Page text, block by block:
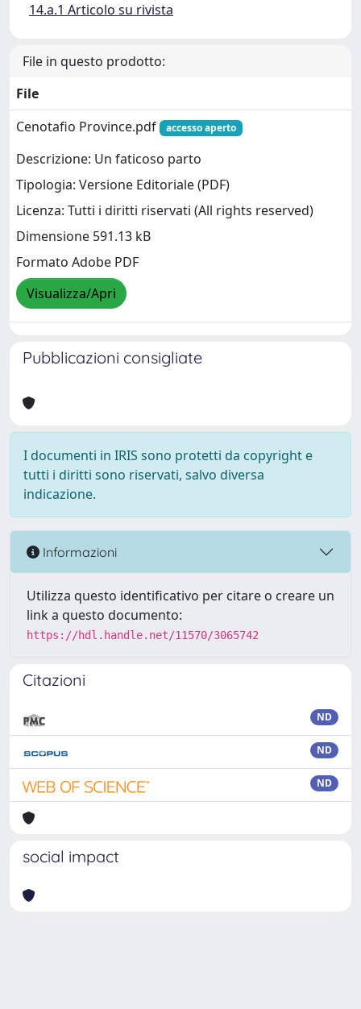
14.a.1 Articolo su rivista
File in questo prodotto:
File
Cenotafio Province.pdf
accesso aperto
Descrizione: Un faticoso parto
Tipologia: Versione Editoriale (PDF)
Licenza: Tutti i diritti riservati (All rights reserved)
Dimensione 591.13 kB
Formato Adobe PDF
Visualizza/Apri
Pubblicazioni consigliate
I documenti in IRIS sono protetti da copyright e
tutti i diritti sono riservati, salvo diversa
indicazione.
Informazioni
Utilizza questo identificativo per citare o creare un
link a questo documento:
https://hdl.handle.net/11570/3065742
Citazioni
ND
ND
ND
social impact